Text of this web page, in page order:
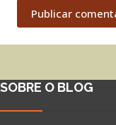
Publicar
SOBRE O BLOG